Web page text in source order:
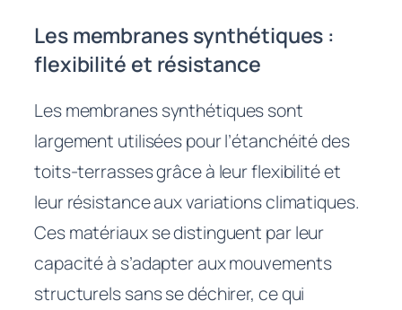
Les membranes synthétiques :
flexibilité et résistance
Les membranes synthétiques sont
largement utilisées pour l’étanchéité des
toits-terrasses grâce à leur flexibilité et
leur résistance aux variations climatiques.
Ces matériaux se distinguent par leur
capacité à s’adapter aux mouvements
structurels sans se déchirer, ce qui